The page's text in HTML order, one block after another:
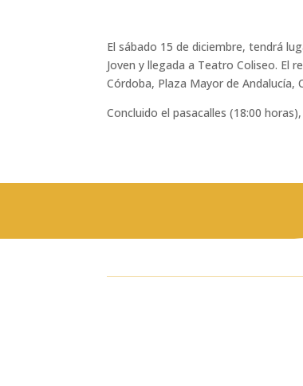
El sábado 15 de diciembre, tendrá
Joven y llegada a Teatro Coliseo. El
Córdoba, Plaza Mayor de Andalucía,
Concluido el pasacalles (18:00